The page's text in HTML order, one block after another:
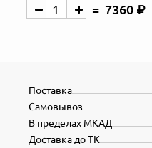
7360
Поставка
Самовывоз
В пределах МКАД
Доставка до ТК